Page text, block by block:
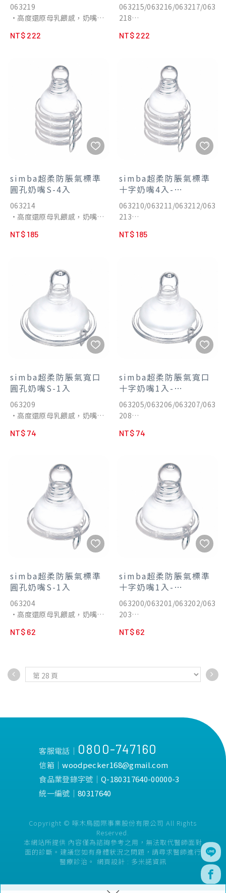
063219
•高度還原母乳餵感，奶嘴黃
乳暈霧化設計。
•Aspir5.0智能防脹氣減壓系
統，防嗆奶、防溢奶、防脹
•防脹氣奶嘴尺寸業界規格最
齊全，8段流量分階餵養。
•耐高溫達150°C，可蒸氣消
毒、水煮消毒、紫外線消毒。
驗，不含雙酚A&S、塑化劑、
八大重金屬。
•權威醫院月中指定使用，新
生兒哺餵成功率高，親餵瓶餵
乳頭不混淆。
NT$ 222
063215/063216/063217/063
218
金比例長度、柔軟觸感、模擬
白金矽膠，高回彈性不因吸吮
•Aspir5.0智能防脹氣減壓系
統，防嗆奶、防溢奶、防脹
•防脹氣奶嘴尺寸業界規格最
齊全，8段流量分階餵養。
•耐高溫達150°C，可蒸氣消
•通過國際權威SGS嚴格檢
驗，不含雙酚A&S、塑化劑、
八大重金屬。
•權威醫院月中指定使用，新
生兒哺餵成功率高，親餵瓶餵
乳頭不混淆。
NT$ 222
simba超柔防脹氣標準
圓孔奶嘴S-4入
063214
•高度還原母乳餵感，奶嘴黃
乳暈霧化設計。
•Aspir5.0智能防脹氣減壓系
統，防嗆奶、防溢奶、防脹
•防脹氣奶嘴尺寸業界規格最
齊全，8段流量分階餵養。
•耐高溫達150°C，可蒸氣消
毒、水煮消毒、紫外線消毒。
驗，不含雙酚A&S、塑化劑、
八大重金屬。
•權威醫院月中指定使用，新
生兒哺餵成功率高，親餵瓶餵
乳頭不混淆。
NT$ 185
simba超柔防脹氣標準
十字奶嘴4入-
S/M/L/XL
063210/063211/063212/063
213
金比例長度、柔軟觸感、模擬
白金矽膠，高回彈性不因吸吮
•Aspir5.0智能防脹氣減壓系
統，防嗆奶、防溢奶、防脹
氣。
•防脹氣奶嘴尺寸業界規格最
齊全，8段流量分階餵養。
•耐高溫達150°C，可蒸氣消
•通過國際權威SGS嚴格檢
驗，不含雙酚A&S、塑化劑、
八大重金屬。
•權威醫院月中指定使用，新
生兒哺餵成功率高，親餵瓶餵
乳頭不混淆。
NT$ 185
simba超柔防脹氣寬口
圓孔奶嘴S-1入
063209
•高度還原母乳餵感，奶嘴黃
乳暈霧化設計。
•Aspir5.0智能防脹氣減壓系
統，防嗆奶、防溢奶、防脹
•防脹氣奶嘴尺寸業界規格最
齊全，8段流量分階餵養。
•耐高溫達150°C，可蒸氣消
毒、水煮消毒、紫外線消毒。
驗，不含雙酚A&S、塑化劑、
八大重金屬。
•權威醫院月中指定使用，新
生兒哺餵成功率高，親餵瓶餵
乳頭不混淆。
NT$ 74
simba超柔防脹氣寬口
十字奶嘴1入-
S/M/L/XL
063205/063206/063207/063
208
金比例長度、柔軟觸感、模擬
白金矽膠，高回彈性不因吸吮
•Aspir5.0智能防脹氣減壓系
統，防嗆奶、防溢奶、防脹
•防脹氣奶嘴尺寸業界規格最
齊全，8段流量分階餵養。
•耐高溫達150°C，可蒸氣消
•通過國際權威SGS嚴格檢
驗，不含雙酚A&S、塑化劑、
八大重金屬。
•權威醫院月中指定使用，新
生兒哺餵成功率高，親餵瓶餵
乳頭不混淆。
NT$ 74
simba超柔防脹氣標準
圓孔奶嘴S-1入
063204
•高度還原母乳餵感，奶嘴黃
乳暈霧化設計。
而扁塌。
•Aspir5.0智能防脹氣減壓系
毒、水煮消毒、紫外線消毒。
•通過國際權威SGS嚴格檢
驗，不含雙酚A&S、塑化劑、
八大重金屬。
•權威醫院月中指定使用，新
NT$ 62
simba超柔防脹氣標準
十字奶嘴1入-
S/M/L/XL
063200/063201/063202/063
203
金比例長度、柔軟觸感、模擬
白金矽膠，高回彈性不因吸吮
而扁塌。
•防脹氣奶嘴尺寸業界規格最
•耐高溫達150°C，可蒸氣消
•通過國際權威SGS嚴格檢
驗，不含雙酚A&S、塑化劑、
乳頭不混淆。
NT$ 62
客服電話│ 0800-747160
信箱│woodpecker168@gmail.com
食品業登錄字號│Q-180317640-00000-3
統一編號│80317640
Copyright © 啄木鳥國際事業股份有限公司 All Rights
Reserved.
本網站所提供 內容僅為諮詢參考之用，無法取代醫師面對
面的診斷。建議您如有身體狀況之問題，請尋求醫師進行
醫療診治。 網頁設計 : 多米諾資訊